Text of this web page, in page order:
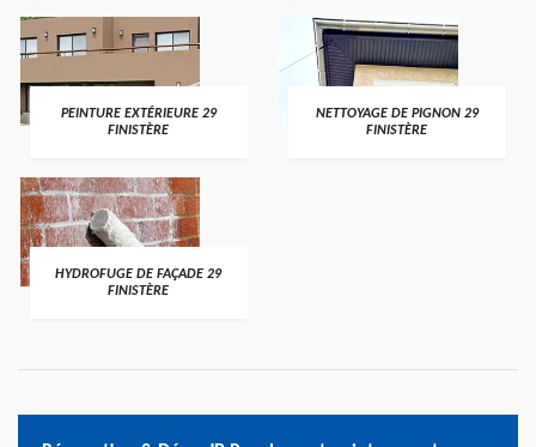
PEINTURE EXTÉRIEURE 29
FINISTÈRE
NETTOYAGE DE PIGNON 29
FINISTÈRE
HYDROFUGE DE FAÇADE 29
FINISTÈRE